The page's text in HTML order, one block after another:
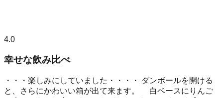
4.0
幸せな飲み比べ
・・・楽しみにしていました・・・・ ダンボールを開ける
と、さらにかわいい箱が出て来ます。 白ベースにりんご